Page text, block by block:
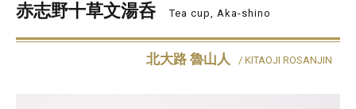
赤志野十草文湯呑 Tea cup, Aka-shino
北大路 魯山人 / KITAOJI ROSANJIN